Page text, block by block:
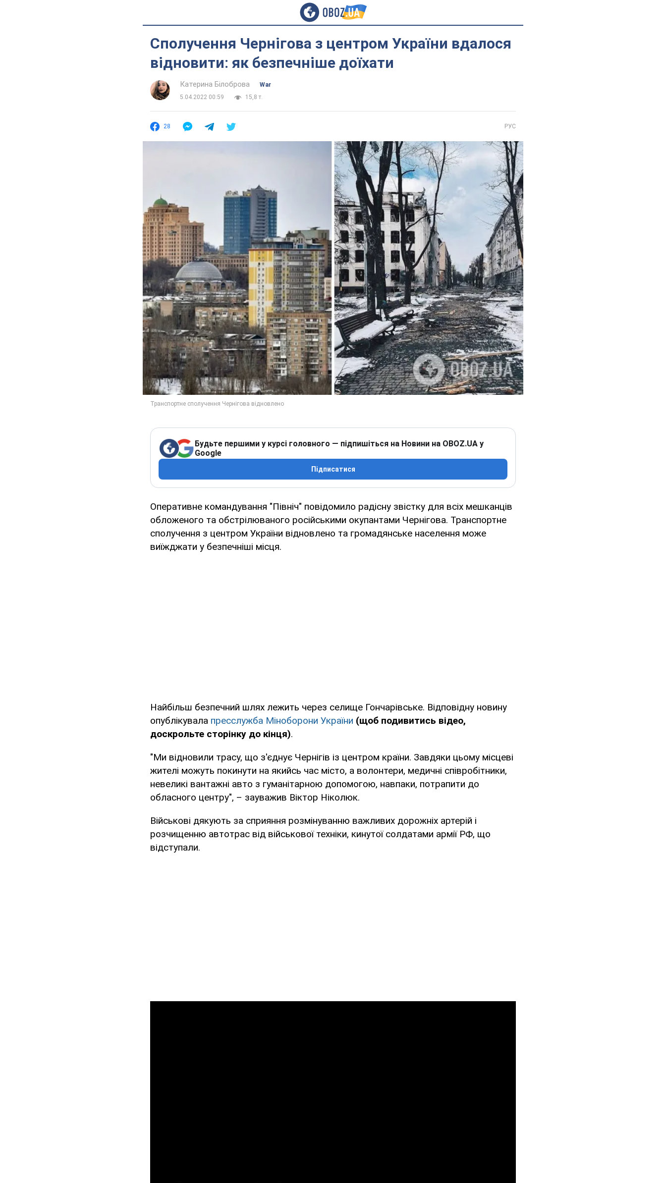
Сполучення Чернігова з центром України вдалося
відновити: як безпечніше доїхати
Катерина Білоброва
War
5.04.2022 00:59
15,8 т.
28 РУС
Будьте першими у курсі головного — підпишіться на Новини на OBOZ.UA у
Google
Підписатися
Оперативне командування "Північ" повідомило радісну звістку для всіх мешканців
обложеного та обстрілюваного російськими окупантами Чернігова. Транспортне
сполучення з центром України відновлено та громадянське населення може
виїжджати у безпечніші місця.
Найбільш безпечний шлях лежить через селище Гончарівське. Відповідну новину
опублікувала пресслужба Міноборони України (щоб подивитись відео,
доскрольте сторінку до кінця).
"Ми відновили трасу, що з'єднує Чернігів із центром країни. Завдяки цьому місцеві
жителі можуть покинути на якийсь час місто, а волонтери, медичні співробітники,
невеликі вантажні авто з гуманітарною допомогою, навпаки, потрапити до
обласного центру", – зауважив Віктор Ніколюк.
Військові дякують за сприяння розмінуванню важливих дорожніх артерій і
розчищенню автотрас від військової техніки, кинутої солдатами армії РФ, що
відступали.